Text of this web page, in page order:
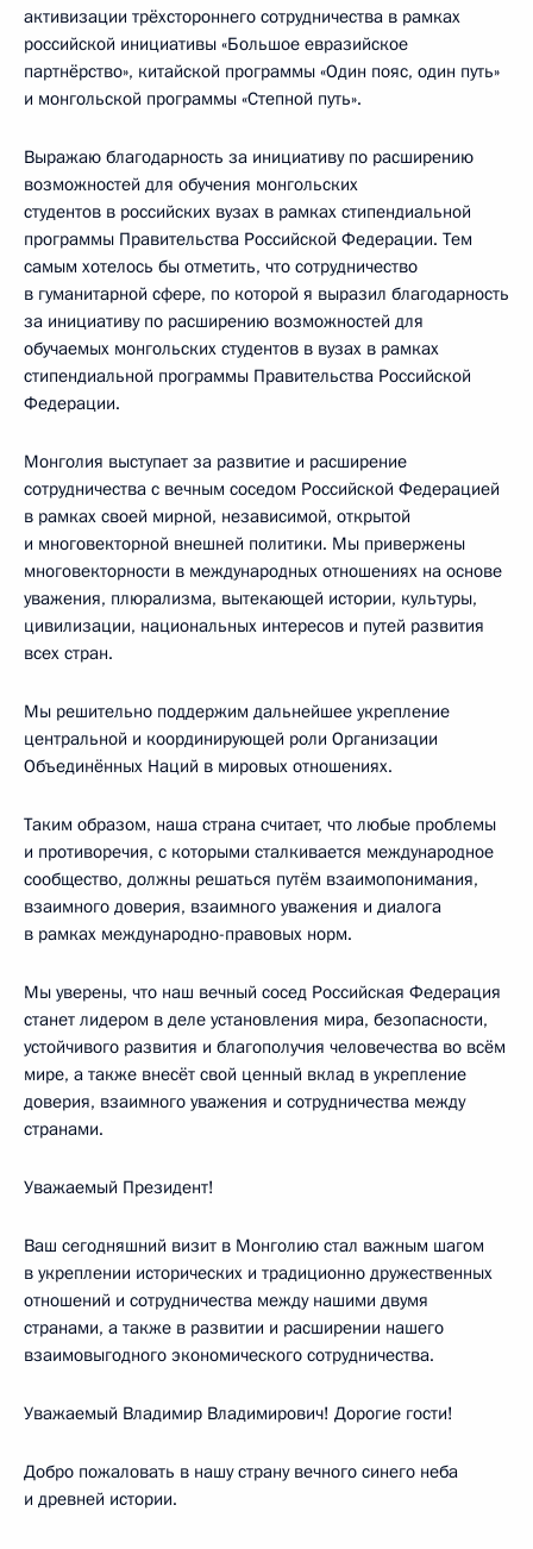
активизации трёхстороннего сотрудничества в рамках
российской инициативы «Большое евразийское
партнёрство», китайской программы «Один пояс, один путь»
и монгольской программы «Степной путь».
Выражаю благодарность за инициативу по расширению
возможностей для обучения монгольских
студентов в российских вузах в рамках стипендиальной
программы Правительства Российской Федерации. Тем
самым хотелось бы отметить, что сотрудничество
в гуманитарной сфере, по которой я выразил благодарность
за инициативу по расширению возможностей для
обучаемых монгольских студентов в вузах в рамках
стипендиальной программы Правительства Российской
Федерации.
Монголия выступает за развитие и расширение
сотрудничества с вечным соседом Российской Федерацией
в рамках своей мирной, независимой, открытой
и многовекторной внешней политики. Мы привержены
многовекторности в международных отношениях на основе
уважения, плюрализма, вытекающей истории, культуры,
цивилизации, национальных интересов и путей развития
всех стран.
Мы решительно поддержим дальнейшее укрепление
центральной и координирующей роли Организации
Объединённых Наций в мировых отношениях.
Таким образом, наша страна считает, что любые проблемы
и противоречия, с которыми сталкивается международное
сообщество, должны решаться путём взаимопонимания,
взаимного доверия, взаимного уважения и диалога
в рамках международно-правовых норм.
Мы уверены, что наш вечный сосед Российская Федерация
станет лидером в деле установления мира, безопасности,
устойчивого развития и благополучия человечества во всём
мире, а также внесёт свой ценный вклад в укрепление
доверия, взаимного уважения и сотрудничества между
странами.
Уважаемый Президент!
Ваш сегодняшний визит в Монголию стал важным шагом
в укреплении исторических и традиционно дружественных
отношений и сотрудничества между нашими двумя
странами, а также в развитии и расширении нашего
взаимовыгодного экономического сотрудничества.
Уважаемый Владимир Владимирович! Дорогие гости!
Добро пожаловать в нашу страну вечного синего неба
и древней истории.